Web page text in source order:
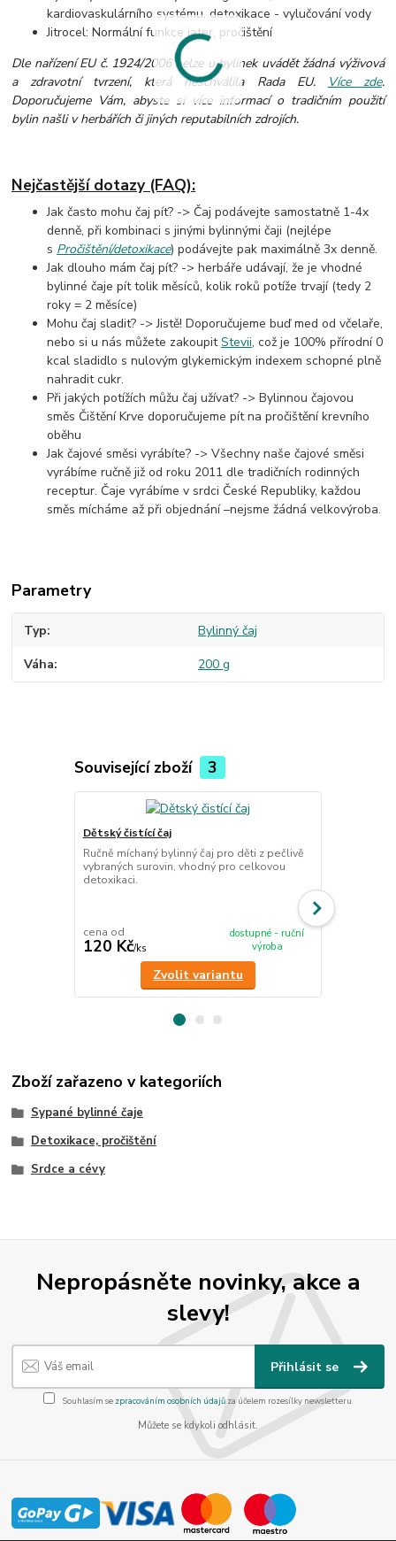
kardiovaskulárního systému, detoxikace - vylučování vody
Jitrocel: Normální funkce jater, pročištění
Dle nařízení EU č. 1924/2006 nelze u bylinek uvádět žádná výživová
a zdravotní tvrzení, která neschválila Rada EU.
Více zde.
Doporučujeme Vám, abyste si více informací o tradičním použití
bylin našli v herbářích či jiných reputabilních zdrojích.
Nejčastější dotazy (FAQ):
Jak často mohu čaj pít? -> Čaj podávejte samostatně 1-4x
denně, při kombinaci s jinými bylinnými čaji (nejlépe
s Pročištění/detoxikace) podávejte pak maximálně 3x denně.
Jak dlouho mám čaj pít? -> herbáře udávají, že je vhodné
bylinné čaje pít tolik měsíců, kolik roků potíže trvají (tedy 2
roky = 2 měsíce)
Mohu čaj sladit? -> Jistě! Doporučujeme buď med od včelaře,
nebo si u nás můžete zakoupitStevii, což je 100% přírodní 0
kcal sladidlo s nulovým glykemickým indexem schopné plně
nahradit cukr.
Při jakých potížích můžu čaj užívat? -> Bylinnou čajovou
směs Čištění Krve doporučujeme pít na pročištění krevního
oběhu
Jak čajové směsi vyrábíte? -> Všechny naše čajové směsi
vyrábíme ručně již od roku 2011 dle tradičních rodinných
receptur. Čaje vyrábíme v srdci České Republiky, každou
směs mícháme až při objednání –nejsme žádná velkovýroba.
Parametry
Typ Bylinný čaj
Váha 200 g
Související zboží 3
Dětský čistící čaj
Ručně míchaný bylinný čaj pro děti z pečlivě
vybraných surovin, vhodný pro celkovou
detoxikaci.
cena od
120 Kč/ks
dostupné - ruční
výroba
Zvolit variantu
Zboží zařazeno v kategoriích
Sypané bylinné čaje
Detoxikace, pročištění
Srdce a cévy
Nepropásněte novinky, akce a
slevy!
Přihlásit se
Souhlasím se zpracováním osobních údajůza účelem rozesílky newsletteru.
Můžete se kdykoli odhlásit.